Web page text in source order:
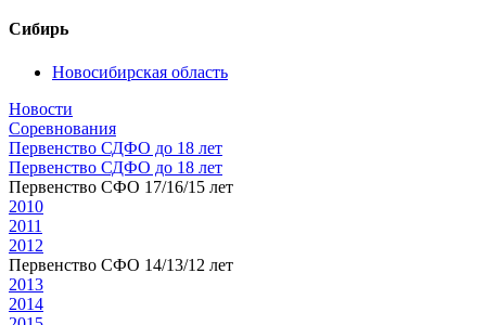
Сибирь
Новосибирская область
Новости
Соревнования
Первенство СДФО до 18 лет
Первенство СДФО до 18 лет
Первенство СФО 17/16/15 лет
2010
2011
2012
Первенство СФО 14/13/12 лет
2013
2014